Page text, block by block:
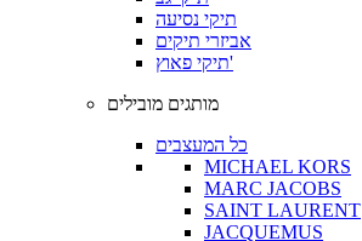
תיקי נסיעה
אביזרי תיקים
תיקי פאוץ'
מותגים מובילים
כל המעצבים
MICHAEL KORS
MARC JACOBS
SAINT LAURENT
JACQUEMUS